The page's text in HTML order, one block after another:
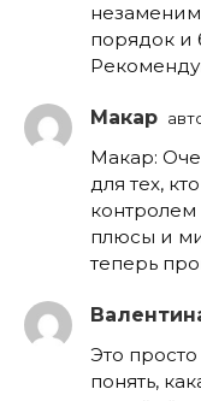
порядок и
Макар
Макар:
для тех,
плюсы и
теперь
Это
понять,